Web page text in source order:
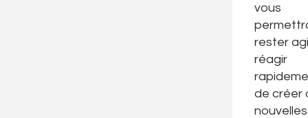
vous
rester
réagir
de créer
nouvelles